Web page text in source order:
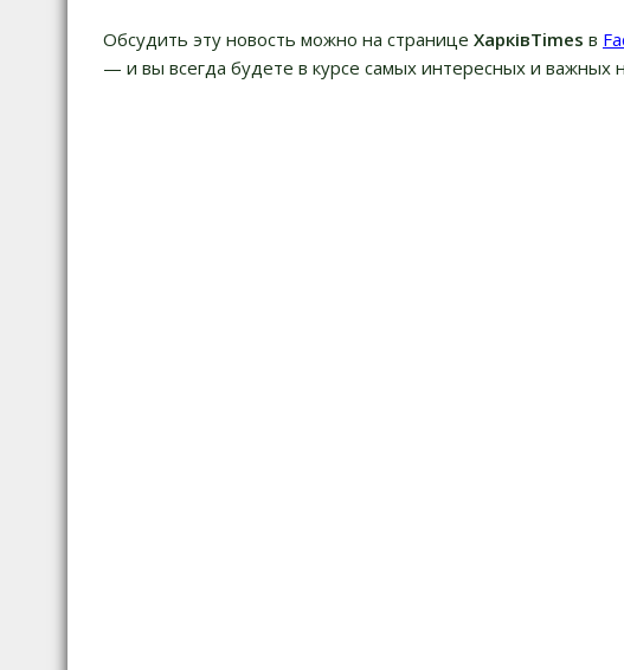
Обсудить эту новость можно на странице ХарківTimes в
— и вы всегда будете в курсе самых интересных и важных